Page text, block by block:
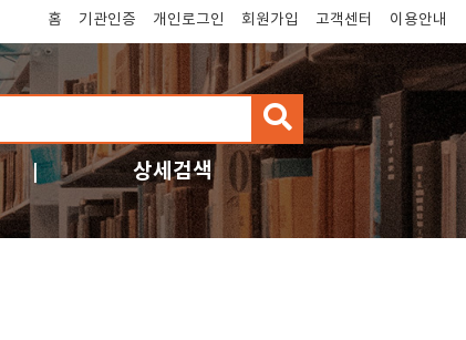
홈 기관인증 개인로그인 회원가입 고객센터 이용안내
검
색
상세검색